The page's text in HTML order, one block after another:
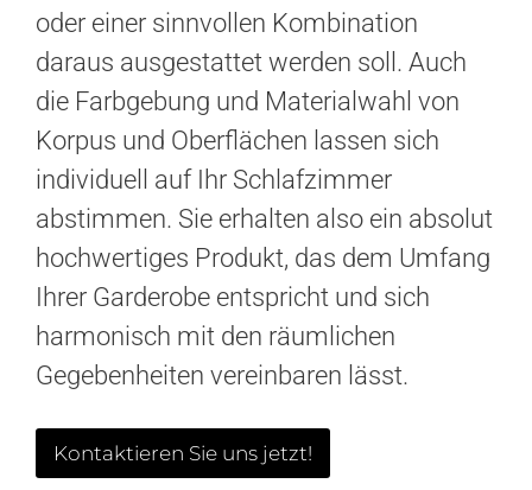
oder einer sinnvollen Kombination
daraus ausgestattet werden soll. Auch
die Farbgebung und Materialwahl von
Korpus und Oberflächen lassen sich
individuell auf Ihr Schlafzimmer
abstimmen. Sie erhalten also ein absolut
hochwertiges Produkt, das dem Umfang
Ihrer Garderobe entspricht und sich
harmonisch mit den räumlichen
Gegebenheiten vereinbaren lässt.
Kontaktieren Sie uns jetzt!